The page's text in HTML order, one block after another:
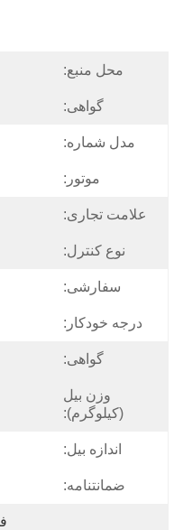
محل منبع:
گواهی:
مدل شماره:
موتور:
علامت تجاری:
نوع کنترل:
سفارشی:
درجه خودکار:
گواهی:
وزن بیل
(کیلوگرم):
اندازه بیل:
ضمانتنامه: